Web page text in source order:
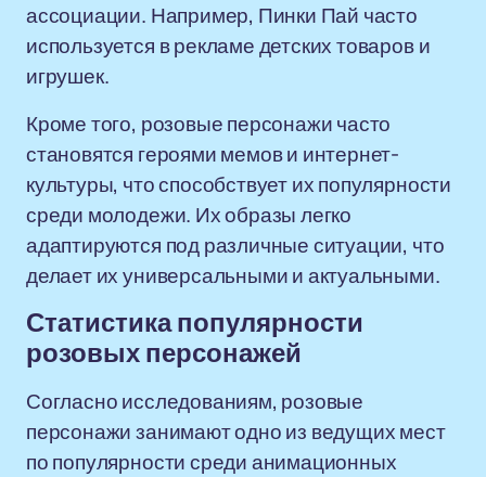
ассоциации. Например, Пинки Пай часто
используется в рекламе детских товаров и
игрушек.
Кроме того, розовые персонажи часто
становятся героями мемов и интернет-
культуры, что способствует их популярности
среди молодежи. Их образы легко
адаптируются под различные ситуации, что
делает их универсальными и актуальными.
Статистика популярности
розовых персонажей
Согласно исследованиям, розовые
персонажи занимают одно из ведущих мест
по популярности среди анимационных